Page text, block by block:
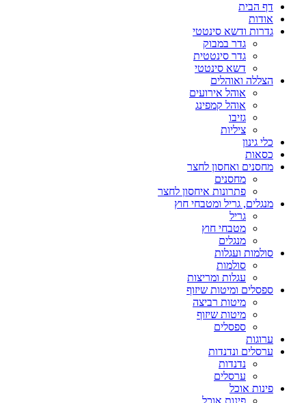
דף הבית
אודות
גדרות ודשא סינטטי
גדר במבוק
גדר סינטטית
דשא סינטטי
הצללה ואוהלים
אוהל אירועים
אוהל קמפינג
גזיבו
ציליות
כלי גינון
כסאות
מחסנים ואחסון לחצר
מחסנים
פתרונות איחסון לחצר
מנגלים, גריל ומטבחי חוץ
גריל
מטבחי חוץ
מנגלים
סולמות ועגלות
סולמות
עגלות ומריצות
ספסלים ומיטות שיזוף
מיטות רביצה
מיטות שיזוף
ספסלים
ערוגות
ערסלים ונדנדות
נדנדות
ערסלים
פינות אוכל